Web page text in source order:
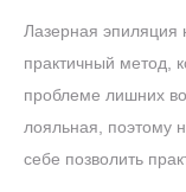
Лазерная
практичный метод,
проблеме лишних
лояльная, поэтому
себе позволить